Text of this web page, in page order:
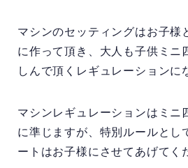
マシンのセッティングはお子様
に作って頂き、大人も子供ミニ
しんで頂くレギュレーションに
マシンレギュレーションはミニ
に準じますが、特別ルールとし
ートはお子様にさせてあげてく